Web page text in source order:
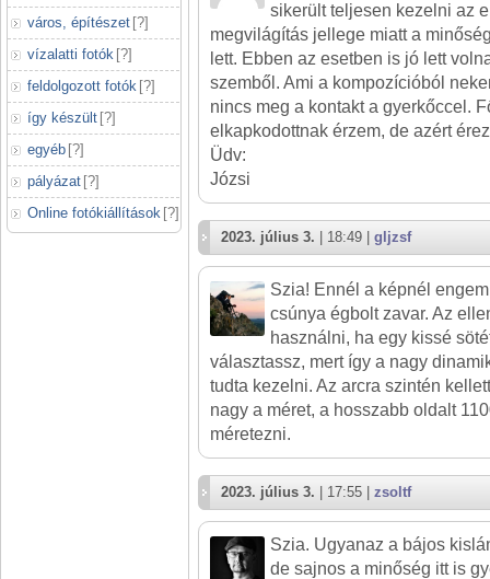
város, építészet [?]
vízalatti fotók [?]
feldolgozott fotók [?]
így készült [?]
egyéb [?]
pályázat [?]
Online fotókiállítások [?]
sikerült teljesen kezelni az
megvilágítás jellege miatt a
lett. Ebben az esetben is jó lett
szemből. Ami a kompozícióból
nincs meg a kontakt a gyerkőccel.
elkapkodottnak érzem, de azért
Üdv:
Józsi
2023. július 3. | 18:49 | gljzsf
Szia! Ennél a képnél
csúnya égbolt zavar. Az
használni, ha egy kissé
választassz, mert így a nagy
tudta kezelni. Az arcra szintén
nagy a méret, a hosszabb oldalt
méretezni.
2023. július 3. | 17:55 | zsoltf
Szia. Ugyanaz a bájos
de sajnos a minőség itt is